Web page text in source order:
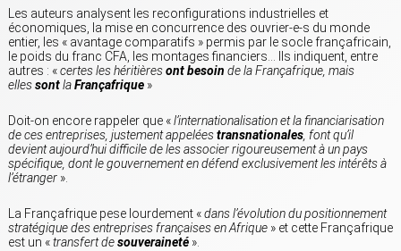
Les auteurs analysent les reconfigurations industrielles et
économiques, la mise en concurrence des ouvrier-e-s du monde
entier, les « avantage comparatifs » permis par le socle françafricain,
le poids du franc CFA, les montages financiers… Ils indiquent, entre
autres : «certes les héritièresont besoin de la Françafrique, mais
ellessontlaFrançafrique »
Doit-on encore rappeler que «l’internationalisation et la financiarisation
de ces entreprises, justement appeléestransnationales , font qu’il
devient aujourd’hui difficile de les associer rigoureusement à un pays
spécifique, dont le gouvernement en défend exclusivement les intérêts à
l’étranger ».
La Françafrique pese lourdement «dans l’évolution du positionnement
stratégique des entreprises françaises en Afrique » et cette Françafrique
est un «transfert desouveraineté ».